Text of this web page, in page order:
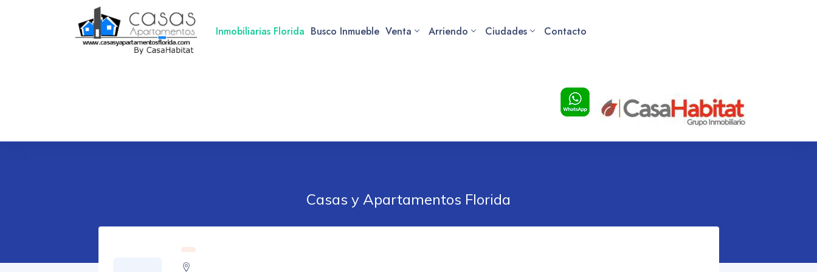
Inmobiliarias Florida Busco Inmueble Venta Arriendo Ciudades Contacto
Casas y Apartamentos Florida